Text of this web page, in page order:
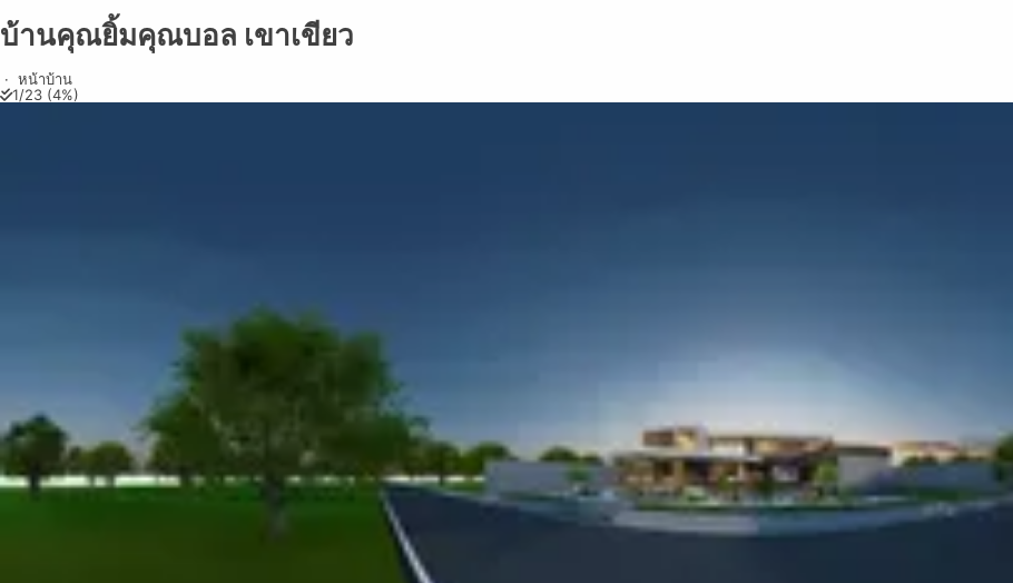
Exit VR
VR Setup
Exit Full Screen
Adjust your view bymovingand
zooming in and out
perfect shot.
Amazing shot !
It deserves to be seen by everyone
on your social media networks.
Share on
บ้านคุณยิ้มคุณบอล เขาเขียว
· หน้าบ้าน
1/23 (4%)